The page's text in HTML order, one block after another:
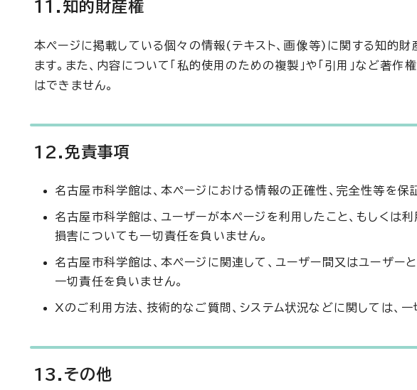
11.知的財産権
本ページに掲載している個々の情報(テキスト、画像等)に関する知的
ます。また、内容について「私的使用のための複製」や「引用」など著
はできません。
12.免責事項
名古屋市科学館は、本ページにおける情報の正確性、完全性等を保
名古屋市科学館は、ユーザーが本ページを利用したこと、もしくは
損害についても一切責任を負いません。
名古屋市科学館は、本ページに関連して、ユーザー間又はユーザー
一切責任を負いません。
Xのご利用方法、技術的なご質問、システム状況などに関しては、一
13.その他